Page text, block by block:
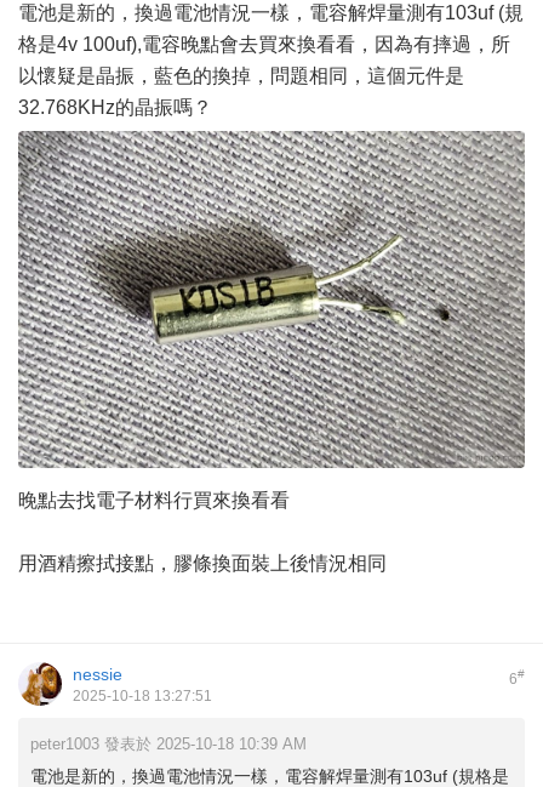
電池是新的，換過電池情況一樣，電容解焊量測有103uf (規
格是4v 100uf),電容晚點會去買來換看看，因為有摔過，所
以懷疑是晶振，藍色的換掉，問題相同，這個元件是
32.768KHz的晶振嗎？
晚點去找電子材料行買來換看看
用酒精擦拭接點，膠條換面裝上後情況相同
6#
nessie
2025-10-18 13:27:51
peter1003 發表於 2025-10-18 10:39 AM
電池是新的，換過電池情況一樣，電容解焊量測有103uf (規格是